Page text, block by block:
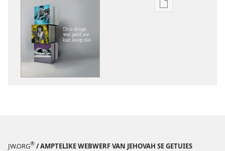
Aflaai-
JW.ORG® / AMPTELIKE WEBWERF VAN JEHOVAH SE GETUIES